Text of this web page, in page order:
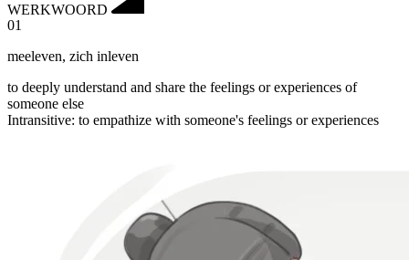
WERKWOORD
01
meeleven, zich inleven
to deeply understand and share the feelings or experiences of
someone else
Intransitive: to empathize with someone's feelings or experiences